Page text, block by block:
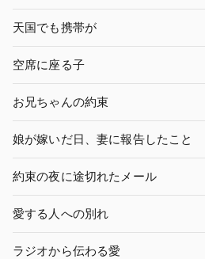
天国でも携帯が
空席に座る子
お兄ちゃんの約束
娘が嫁いだ日、妻に報告したこと
約束の夜に途切れたメール
愛する人への別れ
ラジオから伝わる愛